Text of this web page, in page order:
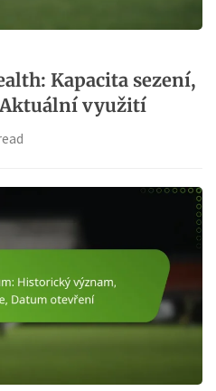
Kapacita sezení,
využití